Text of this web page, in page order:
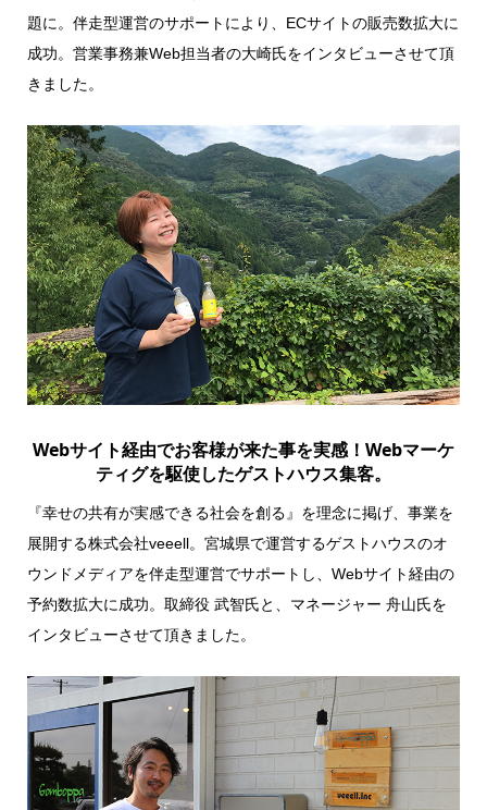
題に。伴走型運営のサポートにより、ECサイトの販売数拡大に
成功。営業事務兼Web担当者の大崎氏をインタビューさせて頂
きました。
Webサイト経由でお客様が来た事を実感！Webマーケ
ティグを駆使したゲストハウス集客。
『幸せの共有が実感できる社会を創る』を理念に掲げ、事業を
展開する株式会社veeell。宮城県で運営するゲストハウスのオ
ウンドメディアを伴走型運営でサポートし、Webサイト経由の
予約数拡大に成功。取締役 武智氏と、マネージャー 舟山氏を
インタビューさせて頂きました。